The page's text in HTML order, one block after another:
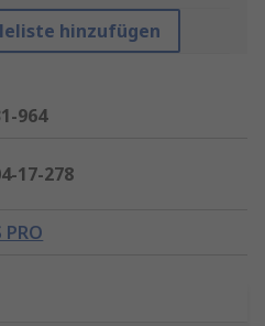
hinzufügen
964
17-278
PRO